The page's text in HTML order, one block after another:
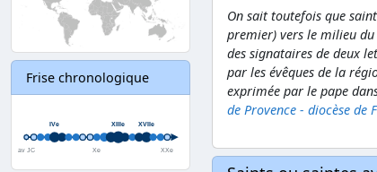
Frise chronologique
On sait toutefois que
premier) vers le milieu
des signataires de deux
par les évêques de la
exprimée par le pape
de Provence - diocèse de